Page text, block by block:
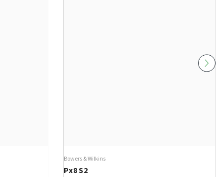
Bowers & Wilkins
Px8 S2